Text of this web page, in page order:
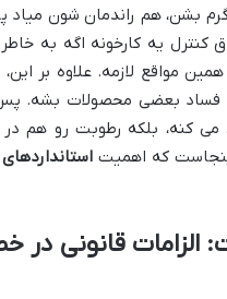
گرم بشن، هم راندمان شون
کنترل یه کارخونه اگه به
همین مواقع لازمه. علاوه بر
فساد بعضی محصولات بشه.
کنه، بلکه رطوبت رو هم در
که اهمیت
الزامات قانونی